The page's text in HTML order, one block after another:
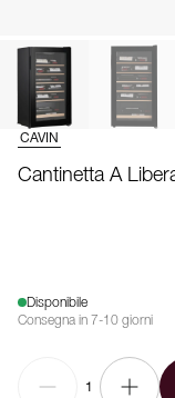
CAVIN
Cantinetta A
Disponibile
Consegna in 7-10 giorni
1